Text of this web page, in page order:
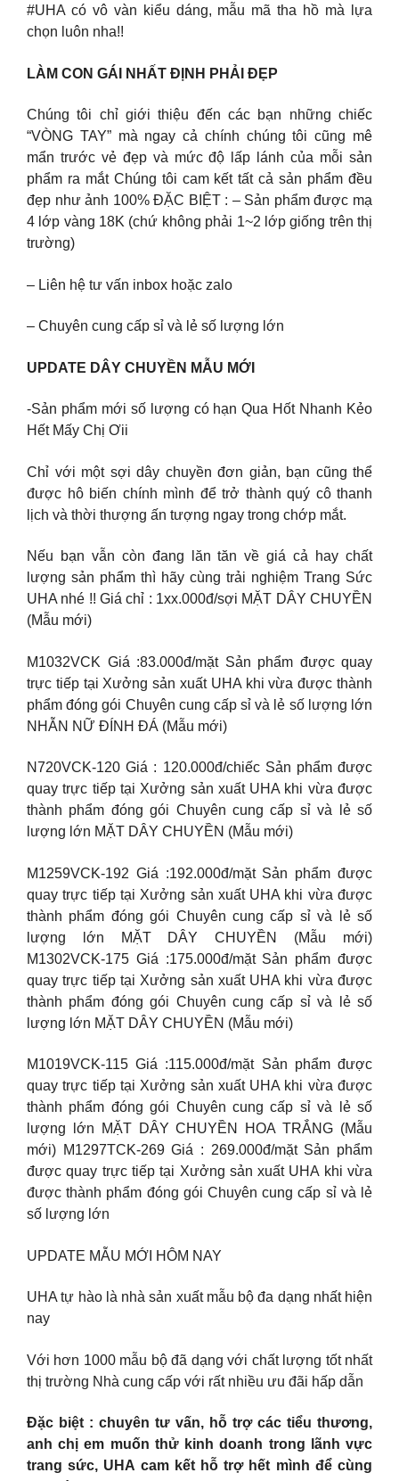
#UHA có vô vàn kiểu dáng, mẫu mã tha hồ mà lựa
chọn luôn nha!!
LÀM CON GÁI NHẤT ĐỊNH PHẢI ĐẸP
Chúng tôi chỉ giới thiệu đến các bạn những chiếc
“VÒNG TAY” mà ngay cả chính chúng tôi cũng mê
mẩn trước vẻ đẹp và mức độ lấp lánh của mỗi sản
phẩm ra mắt Chúng tôi cam kết tất cả sản phẩm đều
đẹp như ảnh 100% ĐẶC BIỆT : – Sản phẩm được mạ
4 lớp vàng 18K (chứ không phải 1~2 lớp giống trên thị
trường)
– Liên hệ tư vấn inbox hoặc zalo
– Chuyên cung cấp sỉ và lẻ số lượng lớn
UPDATE DÂY CHUYỀN MẪU MỚI
-Sản phẩm mới số lượng có hạn Qua Hốt Nhanh Kẻo
Hết Mấy Chị Ơii
Chỉ với một sợi dây chuyền đơn giản, bạn cũng thể
được hô biến chính mình để trở thành quý cô thanh
lịch và thời thượng ấn tượng ngay trong chớp mắt.
Nếu bạn vẫn còn đang lăn tăn về giá cả hay chất
lượng sản phẩm thì hãy cùng trải nghiệm Trang Sức
UHA nhé !! Giá chỉ : 1xx.000đ/sợi MẶT DÂY CHUYỀN
(Mẫu mới)
M1032VCK Giá :83.000đ/mặt Sản phẩm được quay
trực tiếp tại Xưởng sản xuất UHA khi vừa được thành
phẩm đóng gói Chuyên cung cấp sỉ và lẻ số lượng lớn
NHẪN NỮ ĐÍNH ĐÁ (Mẫu mới)
N720VCK-120 Giá : 120.000đ/chiếc Sản phẩm được
quay trực tiếp tại Xưởng sản xuất UHA khi vừa được
thành phẩm đóng gói Chuyên cung cấp sỉ và lẻ số
lượng lớn MẶT DÂY CHUYỀN (Mẫu mới)
M1259VCK-192 Giá :192.000đ/mặt Sản phẩm được
quay trực tiếp tại Xưởng sản xuất UHA khi vừa được
thành phẩm đóng gói Chuyên cung cấp sỉ và lẻ số
lượng lớn MẶT DÂY CHUYỀN (Mẫu mới)
M1302VCK-175 Giá :175.000đ/mặt Sản phẩm được
quay trực tiếp tại Xưởng sản xuất UHA khi vừa được
thành phẩm đóng gói Chuyên cung cấp sỉ và lẻ số
lượng lớn MẶT DÂY CHUYỀN (Mẫu mới)
M1019VCK-115 Giá :115.000đ/mặt Sản phẩm được
quay trực tiếp tại Xưởng sản xuất UHA khi vừa được
thành phẩm đóng gói Chuyên cung cấp sỉ và lẻ số
lượng lớn MẶT DÂY CHUYỀN HOA TRẮNG (Mẫu
mới) M1297TCK-269 Giá : 269.000đ/mặt Sản phẩm
được quay trực tiếp tại Xưởng sản xuất UHA khi vừa
được thành phẩm đóng gói Chuyên cung cấp sỉ và lẻ
số lượng lớn
UPDATE MẪU MỚI HÔM NAY
UHA tự hào là nhà sản xuất mẫu bộ đa dạng nhất hiện
nay
Với hơn 1000 mẫu bộ đã dạng với chất lượng tốt nhất
thị trường Nhà cung cấp với rất nhiều ưu đãi hấp dẫn
Đặc biệt : chuyên tư vấn, hỗ trợ các tiểu thương,
anh chị em muốn thử kinh doanh trong lãnh vực
trang sức, UHA cam kết hỗ trợ hết mình để cùng